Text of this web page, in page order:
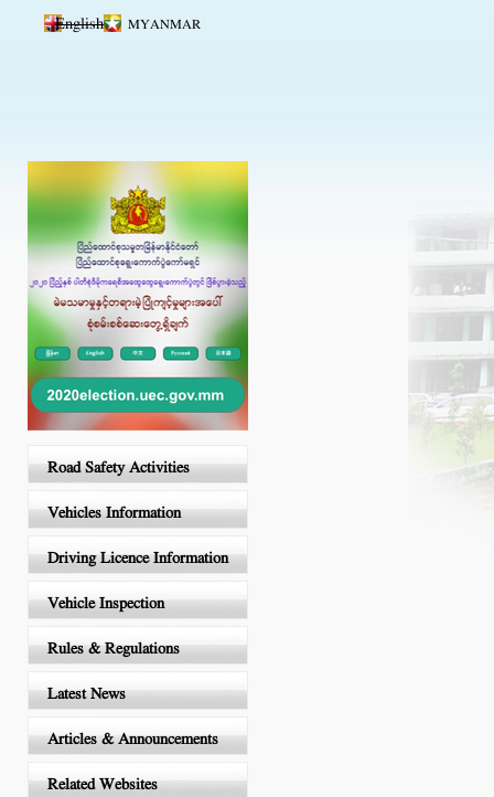
Skip to main content
English MYANMAR
Road Safety Activities
Vehicles Information
Driving Licence Information
Vehicle Inspection
Rules & Regulations
Latest News
Articles & Announcements
Related Websites